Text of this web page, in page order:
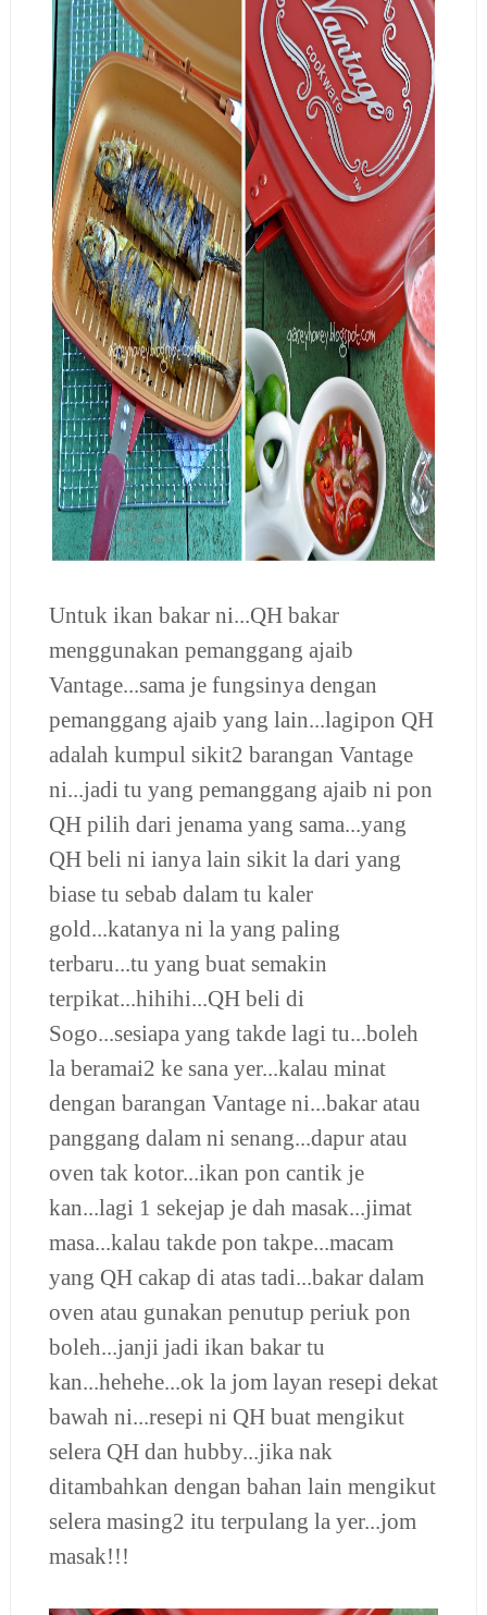
Untuk ikan bakar ni...QH bakar
menggunakan pemanggang ajaib
Vantage...sama je fungsinya dengan
pemanggang ajaib yang lain...lagipon QH
adalah kumpul sikit2 barangan Vantage
ni...jadi tu yang pemanggang ajaib ni pon
QH pilih dari jenama yang sama...yang
QH beli ni ianya lain sikit la dari yang
biase tu sebab dalam tu kaler
gold...katanya ni la yang paling
terbaru...tu yang buat semakin
terpikat...hihihi...QH beli di
Sogo...sesiapa yang takde lagi tu...boleh
la beramai2 ke sana yer...kalau minat
dengan barangan Vantage ni...bakar atau
panggang dalam ni senang...dapur atau
oven tak kotor...ikan pon cantik je
kan...lagi 1 sekejap je dah masak...jimat
masa...kalau takde pon takpe...macam
yang QH cakap di atas tadi...bakar dalam
oven atau gunakan penutup periuk pon
boleh...janji jadi ikan bakar tu
kan...hehehe...ok la jom layan resepi dekat
bawah ni...resepi ni QH buat mengikut
selera QH dan hubby...jika nak
ditambahkan dengan bahan lain mengikut
selera masing2 itu terpulang la yer...jom
masak!!!